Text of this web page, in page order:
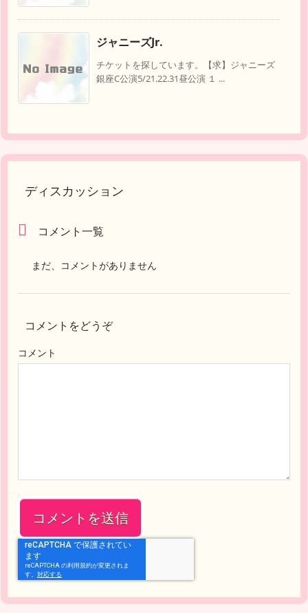
ジャニーズJr.
チケットを探しています。【求】ジャニーズ
銀座C公演5/21.22.31昼公演 １ ...
ディスカッション
コメント一覧
まだ、コメントがありません
コメントをどうぞ
コメント